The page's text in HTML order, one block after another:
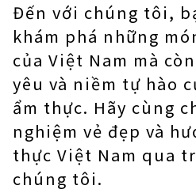
Đến với chúng tôi,
khám phá những
của Việt Nam mà
yêu và niềm tự hào
ẩm thực. Hãy cùng
nghiệm vẻ đẹp và
thực Việt Nam qua
chúng tôi.